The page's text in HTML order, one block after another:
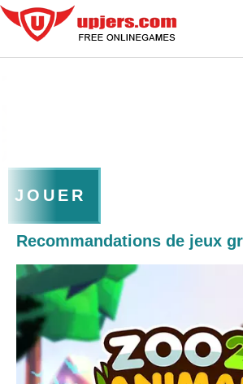
JOUER
Recommandations de jeux